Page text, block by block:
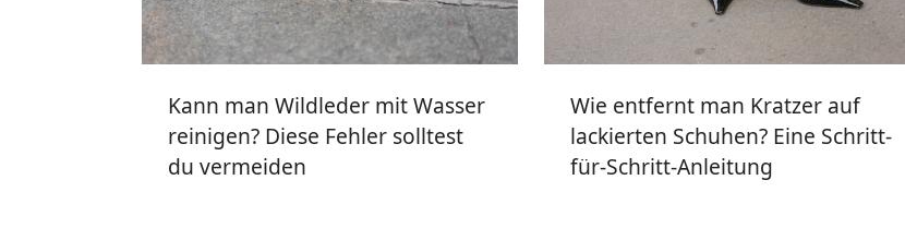
Kann man Wildleder mit Wasser
reinigen? Diese Fehler solltest
du vermeiden
Wie entfernt man Kratzer auf
lackierten Schuhen? Eine Schritt-
für-Schritt-Anleitung